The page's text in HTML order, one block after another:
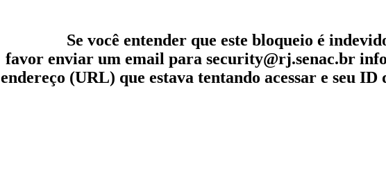
Se você entender que este bloqueio é
favor enviar um email para security@rj.senac.br
endereço (URL) que estava tentando acessar e seu ID